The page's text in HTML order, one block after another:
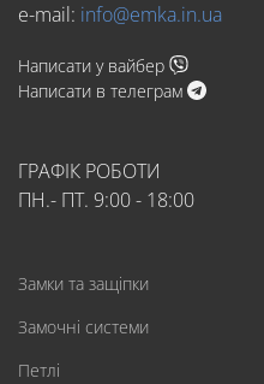
e-mail: info@emka.in.ua
Написати у вайбер
Написати в телеграм
ГРАФІК РОБОТИ
ПН.- ПТ. 9:00 - 18:00
Замки та защіпки
Замочні системи
Петлі